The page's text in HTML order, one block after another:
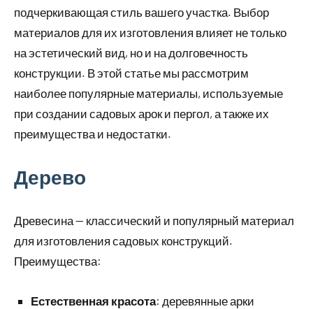
подчеркивающая стиль вашего участка. Выбор
материалов для их изготовления влияет не только
на эстетический вид, но и на долговечность
конструкции. В этой статье мы рассмотрим
наиболее популярные материалы, используемые
при создании садовых арок и пергол, а также их
преимущества и недостатки.
Дерево
Древесина — классический и популярный материал
для изготовления садовых конструкций.
Преимущества:
Естественная красота: деревянные арки